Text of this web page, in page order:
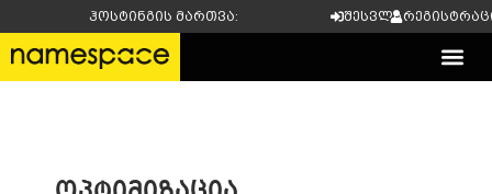
ჰოსტინგის მართვა: შესვლა